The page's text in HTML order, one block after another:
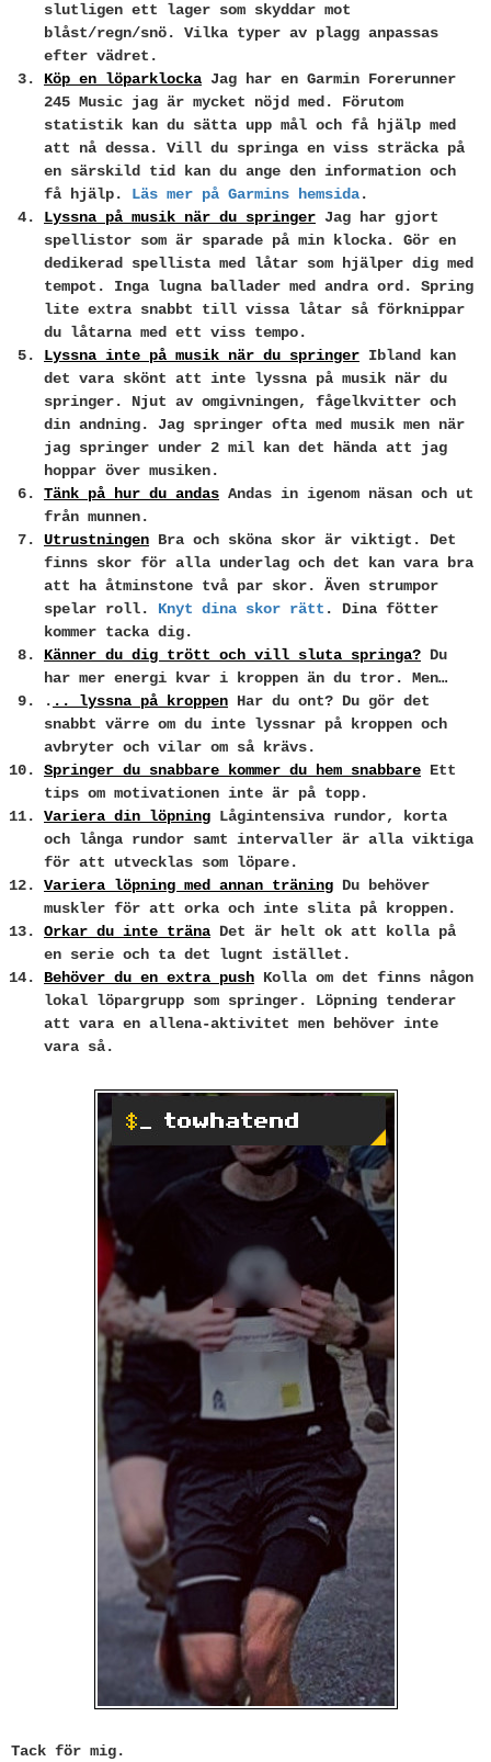
slutligen ett lager som skyddar mot
blåst/regn/snö. Vilka typer av plagg anpassas
efter vädret.
Köp en löparklocka Jag har en Garmin Forerunner
245 Music jag är mycket nöjd med. Förutom
statistik kan du sätta upp mål och få hjälp med
att nå dessa. Vill du springa en viss sträcka på
en särskild tid kan du ange den information och
få hjälp. Läs mer på Garmins hemsida.
Lyssna på musik när du springer Jag har gjort
spellistor som är sparade på min klocka. Gör en
dedikerad spellista med låtar som hjälper dig med
tempot. Inga lugna ballader med andra ord. Spring
lite extra snabbt till vissa låtar så förknippar
du låtarna med ett viss tempo.
Lyssna inte på musik när du springer Ibland kan
det vara skönt att inte lyssna på musik när du
springer. Njut av omgivningen, fågelkvitter och
din andning. Jag springer ofta med musik men när
jag springer under 2 mil kan det hända att jag
hoppar över musiken.
Tänk på hur du andas Andas in igenom näsan och ut
från munnen.
Utrustningen Bra och sköna skor är viktigt. Det
finns skor för alla underlag och det kan vara bra
att ha åtminstone två par skor. Även strumpor
spelar roll. Knyt dina skor rätt . Dina fötter
kommer tacka dig.
Känner du dig trött och vill sluta springa? Du
har mer energi kvar i kroppen än du tror. Men…
. .. lyssna på kroppen Har du ont? Du gör det
snabbt värre om du inte lyssnar på kroppen och
avbryter och vilar om så krävs.
Springer du snabbare kommer du hem snabbare Ett
tips om motivationen inte är på topp.
Variera din löpning Lågintensiva rundor, korta
och långa rundor samt intervaller är alla viktiga
för att utvecklas som löpare.
Variera löpning med annan träning Du behöver
muskler för att orka och inte slita på kroppen.
Orkar du inte träna Det är helt ok att kolla på
en serie och ta det lugnt istället.
Behöver du en extra push Kolla om det finns någon
lokal löpargrupp som springer. Löpning tenderar
att vara en allena-aktivitet men behöver inte
vara så.
Tack för mig.